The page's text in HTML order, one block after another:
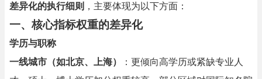
差异化的执行细则 ，主要体现为以下方面：
一、核心指标权重的差异化
学历与职称
一线城市（如北京、上海）
：更倾向高学历或紧缺专业人